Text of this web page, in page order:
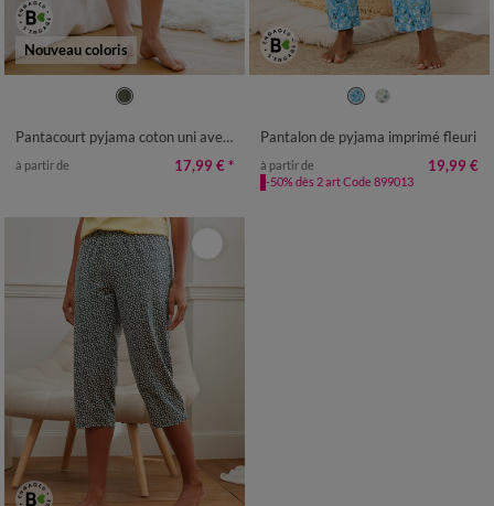
Nouveau coloris
38/40 42/44
Pantacourt pyjama coton uni avec noeud imprimé floral
à partir de 17,99 € *
38/40 42/44
Pantalon de pyjama imprimé fleuri
à partir de 19,99 €
-50% dès 2 art Code 899013